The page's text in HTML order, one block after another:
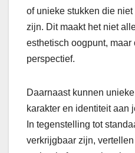
of unieke stukken die
zijn. Dit maakt het niet
esthetisch oogpunt, maar
perspectief.
Daarnaast kunnen
karakter en identiteit aan
In tegenstelling tot
verkrijgbaar zijn,